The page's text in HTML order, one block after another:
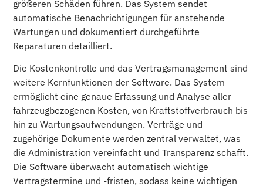
größeren Schäden führen. Das System sendet
automatische Benachrichtigungen für anstehende
Wartungen und dokumentiert durchgeführte
Reparaturen detailliert.
Die Kostenkontrolle und das Vertragsmanagement sind
weitere Kernfunktionen der Software. Das System
ermöglicht eine genaue Erfassung und Analyse aller
fahrzeugbezogenen Kosten, von Kraftstoffverbrauch bis
hin zu Wartungsaufwendungen. Verträge und
zugehörige Dokumente werden zentral verwaltet, was
die Administration vereinfacht und Transparenz schafft.
Die Software überwacht automatisch wichtige
Vertragstermine und -fristen, sodass keine wichtigen